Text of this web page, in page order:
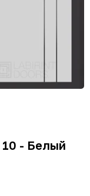
10 - Белый